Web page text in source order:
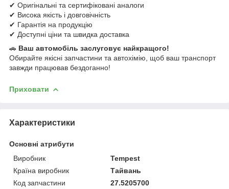
✔ Оригінальні та сертифіковані аналоги
✔ Висока якість і довговічність
✔ Гарантія на продукцію
✔ Доступні ціни та швидка доставка
🚗 Ваш автомобіль заслуговує найкращого!
Обирайте якісні запчастини та автохімію, щоб ваш транспорт
завжди працював бездоганно!
Приховати
Характеристики
Основні атрибути
Виробник
Tempest
Країна виробник
Тайвань
Код запчастини
27.5205700